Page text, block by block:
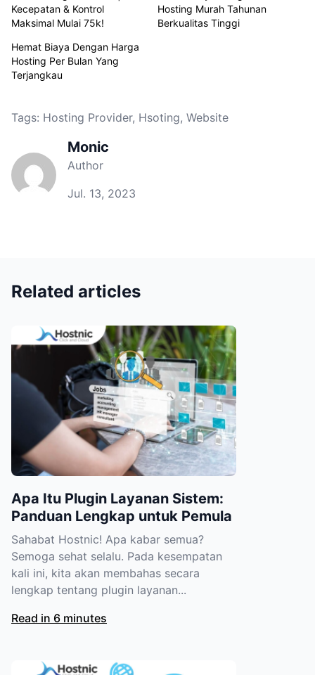
Kecepatan & Kontrol
Maksimal Mulai 75k!
Hosting Murah Tahunan
Berkualitas Tinggi
Hemat Biaya Dengan Harga
Hosting Per Bulan Yang
Terjangkau
Tags: Hosting Provider, Hsoting, Website
Monic
Author
Jul. 13, 2023
Related articles
Apa Itu Plugin Layanan Sistem:
Panduan Lengkap untuk Pemula
Sahabat Hostnic! Apa kabar semua?
Semoga sehat selalu. Pada kesempatan
kali ini, kita akan membahas secara
lengkap tentang plugin layanan...
Read in 6 minutes